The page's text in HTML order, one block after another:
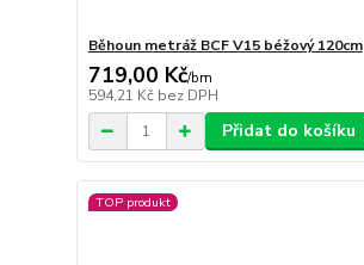
Běhoun metráž BCF V15 béžový 120cm
719,00 Kč/bm
594,21 Kč bez DPH
Přidat do košíku
TOP produkt